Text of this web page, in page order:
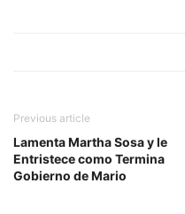
Previous article
Lamenta Martha Sosa y le
Entristece como Termina
Gobierno de Mario